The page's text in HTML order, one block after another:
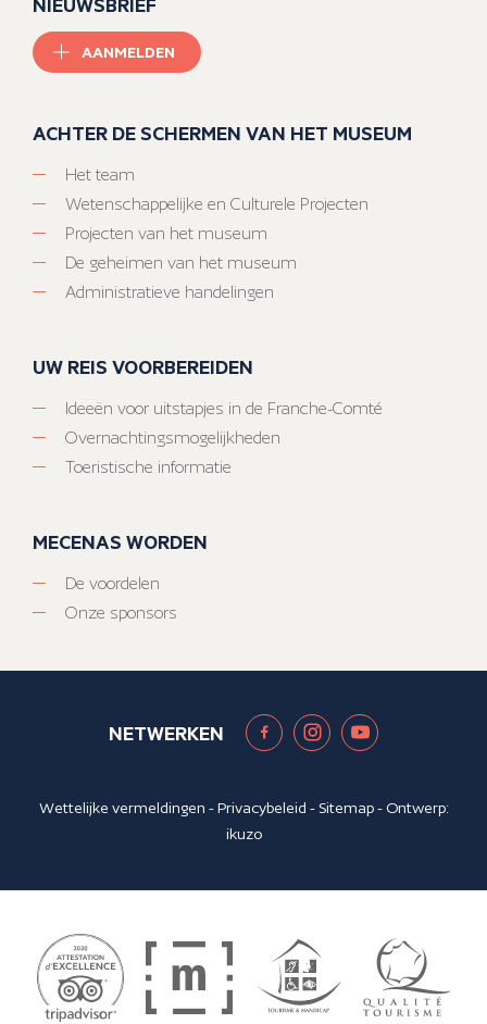
AANMELDEN
ACHTER DE SCHERMEN VAN HET MUSEUM
Het team
Wetenschappelijke en Culturele Projecten
Projecten van het museum
De geheimen van het museum
Administratieve handelingen
UW REIS VOORBEREIDEN
Ideeën voor uitstapjes in de Franche-Comté
Overnachtingsmogelijkheden
Toeristische informatie
MECENAS WORDEN
De voordelen
Onze sponsors
NETWERKEN
Wettelijke vermeldingen -Privacybeleid - Sitemap- Ontwerp:
ikuzo